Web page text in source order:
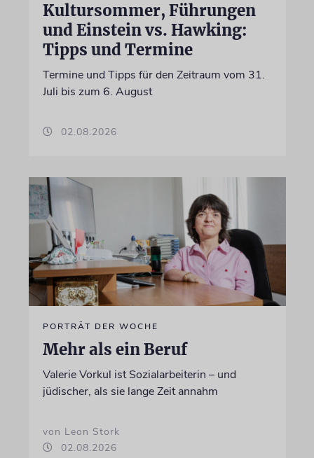
Kultursommer, Führungen
und Einstein vs. Hawking:
Tipps und Termine
Termine und Tipps für den Zeitraum vom 31.
Juli bis zum 6. August
02.08.2026
PORTRÄT DER WOCHE
Mehr als ein Beruf
Valerie Vorkul ist Sozialarbeiterin – und
jüdischer, als sie lange Zeit annahm
von Leon Stork
02.08.2026